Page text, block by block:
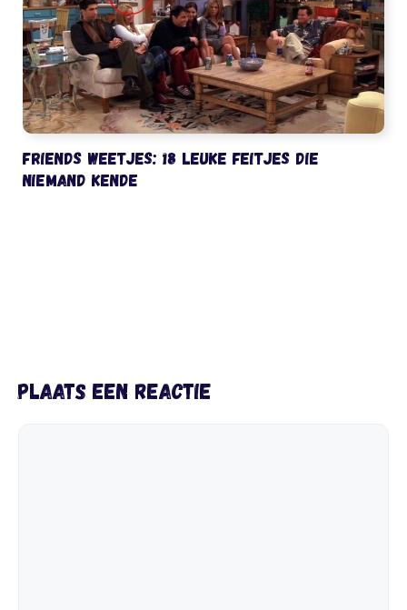
Friends weetjes: 18 leuke feitjes die
niemand kende
Plaats een reactie